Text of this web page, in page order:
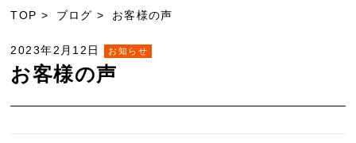
TOP ブログ お客様の声
2023年2月12日 お知らせ
お客様の声